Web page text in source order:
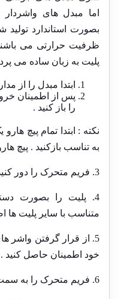
اما مبدل های
بصورت استاندارد تولید
ظرفیت حرارتی می
پلیت به زبان ساده می
ابتدا مبدل را از
پس از اطمینان
را باز کنید .
نکته : ابتدا تمام پیچ
به تناسب بازکنید . پیچ
3. فریم متحرک را دور کنید .
4. پلیت را بصورت
متناسب با سایر پلیت ها
5. از قرار گرفتن
خود اطمینان حاصل کنید .
6. فریم متحرک را به سمت فریم ثابت ببرید .